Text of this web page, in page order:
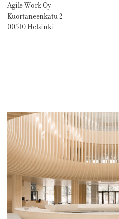
Agile Work Oy
Kuortaneenkatu 2
00510 Helsinki